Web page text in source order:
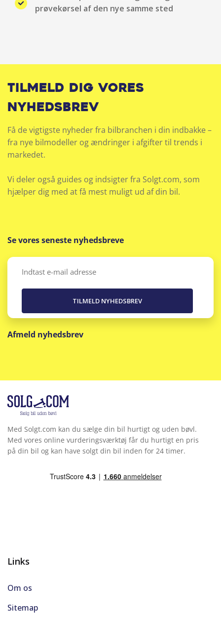
Udvendig temperaturmåler
Vejbaneassistent
prøvekørsel af den nye samme sted
Tilmeld dig vores
nyhedsbrev
Få de vigtigste nyheder fra bilbranchen i din indbakke –
fra nye bilmodeller og ændringer i afgifter til trends i
markedet.
Vi deler også guides og indsigter fra Solgt.com, som
hjælper dig med at få mest muligt ud af din bil.
Se vores seneste nyhedsbreve
Email
Afmeld nyhedsbrev
Med Solgt.com kan du sælge din bil hurtigt og uden bøvl.
Med vores online vurderingsværktøj får du hurtigt en pris
på din bil og kan have solgt din bil inden for 24 timer.
Links
Om os
Sitemap